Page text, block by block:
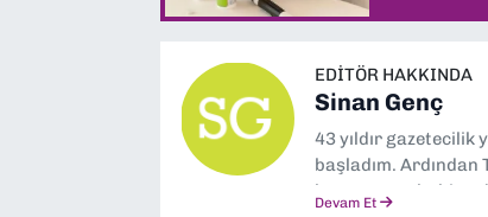
EDITÖR HAKKINDA
Sinan Genç
43 yıldır gazetecilik
başladım. Ardından
boyunca muhabir,
Devam Et